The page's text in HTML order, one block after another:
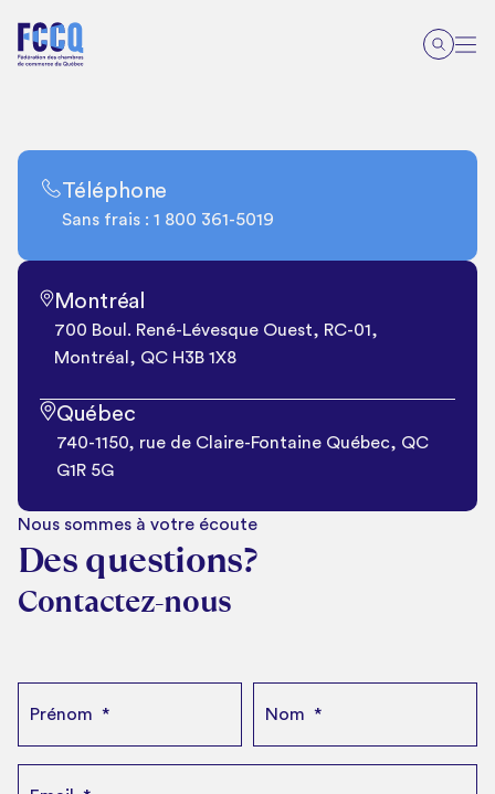
Nous sommes à votre écoute
Des questions?
Contactez-nous
Téléphone
Sans frais : 1 800 361-5019
Montréal
700 Boul. René-Lévesque Ouest, RC-01,
Montréal, QC H3B 1X8
Québec
740-1150, rue de Claire-Fontaine Québec, QC
G1R 5G